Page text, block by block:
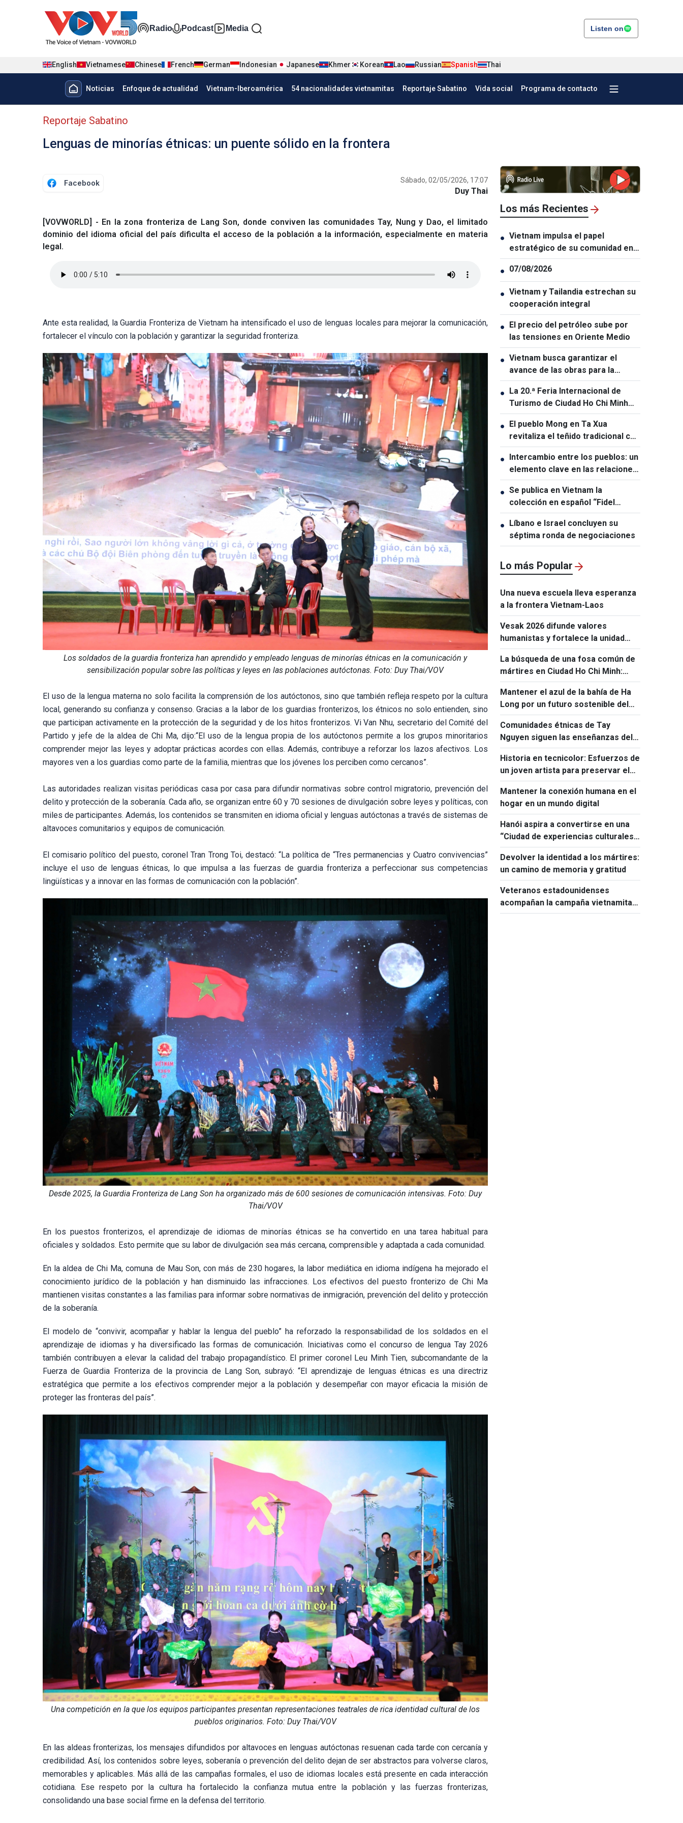
Đa phương tiện tiếng Tây ban nha
Radio Podcast Media Listen on
English Vietnamese Chinese French German Indonesian Japanese Khmer Korean Lao Russian Spanish Thai
Menu trang chủ tiếng Tây Ban Nha
Noticias Enfoque de actualidad Vietnam-Iberoamérica 54 nacionalidades vietnamitas Reportaje Sabatino Vida social Programa de contacto
Menu phụ tiếng Tây ban nha
Reportaje Sabatino
Lenguas de minorías étnicas: un puente sólido en la frontera
Facebook Sábado, 02/05/2026, 17:07
Duy Thai
[VOVWORLD] - En la zona fronteriza de Lang Son, donde conviven las comunidades Tay, Nung y Dao, el limitado
dominio del idioma oficial del país dificulta el acceso de la población a la información, especialmente en materia
legal.
Ante esta realidad, la Guardia Fronteriza de Vietnam ha intensificado el uso de lenguas locales para mejorar la comunicación,
fortalecer el vínculo con la población y garantizar la seguridad fronteriza.
Los soldados de la guardia fronteriza han aprendido y empleado lenguas de minorías étnicas en la comunicación y
sensibilización popular sobre las políticas y leyes en las poblaciones autóctonas. Foto: Duy Thai/VOV
El uso de la lengua materna no solo facilita la comprensión de los autóctonos, sino que también refleja respeto por la cultura
local, generando su confianza y consenso. Gracias a la labor de los guardias fronterizos, los étnicos no solo entienden, sino
que participan activamente en la protección de la seguridad y de los hitos fronterizos. Vi Van Nhu, secretario del Comité del
Partido y jefe de la aldea de Chi Ma, dijo:“El uso de la lengua propia de los autóctonos permite a los grupos minoritarios
comprender mejor las leyes y adoptar prácticas acordes con ellas. Además, contribuye a reforzar los lazos afectivos. Los
mayores ven a los guardias como parte de la familia, mientras que los jóvenes los perciben como cercanos”.
Las autoridades realizan visitas periódicas casa por casa para difundir normativas sobre control migratorio, prevención del
delito y protección de la soberanía. Cada año, se organizan entre 60 y 70 sesiones de divulgación sobre leyes y políticas, con
miles de participantes. Además, los contenidos se transmiten en idioma oficial y lenguas autóctonas a través de sistemas de
altavoces comunitarios y equipos de comunicación.
El comisario político del puesto, coronel Tran Trong Toi, destacó: “La política de “Tres permanencias y Cuatro convivencias”
incluye el uso de lenguas étnicas, lo que impulsa a las fuerzas de guardia fronteriza a perfeccionar sus competencias
lingüísticas y a innovar en las formas de comunicación con la población”.
Desde 2025, la Guardia Fronteriza de Lang Son ha organizado más de 600 sesiones de comunicación intensivas. Foto: Duy
Thai/VOV
En los puestos fronterizos, el aprendizaje de idiomas de minorías étnicas se ha convertido en una tarea habitual para
oficiales y soldados. Esto permite que su labor de divulgación sea más cercana, comprensible y adaptada a cada comunidad.
En la aldea de Chi Ma, comuna de Mau Son, con más de 230 hogares, la labor mediática en idioma indígena ha mejorado el
conocimiento jurídico de la población y han disminuido las infracciones. Los efectivos del puesto fronterizo de Chi Ma
mantienen visitas constantes a las familias para informar sobre normativas de inmigración, prevención del delito y protección
de la soberanía.
El modelo de “convivir, acompañar y hablar la lengua del pueblo” ha reforzado la responsabilidad de los soldados en el
aprendizaje de idiomas y ha diversificado las formas de comunicación. Iniciativas como el concurso de lengua Tay 2026
también contribuyen a elevar la calidad del trabajo propagandístico. El primer coronel Leu Minh Tien, subcomandante de la
Fuerza de Guardia Fronteriza de la provincia de Lang Son, subrayó: “El aprendizaje de lenguas étnicas es una directriz
estratégica que permite a los efectivos comprender mejor a la población y desempeñar con mayor eficacia la misión de
proteger las fronteras del país”.
Una competición en la que los equipos participantes presentan representaciones teatrales de rica identidad cultural de los
pueblos originarios. Foto: Duy Thai/VOV
En las aldeas fronterizas, los mensajes difundidos por altavoces en lenguas autóctonas resuenan cada tarde con cercanía y
credibilidad. Así, los contenidos sobre leyes, soberanía o prevención del delito dejan de ser abstractos para volverse claros,
memorables y aplicables. Más allá de las campañas formales, el uso de idiomas locales está presente en cada interacción
cotidiana. Ese respeto por la cultura ha fortalecido la confianza mutua entre la población y las fuerzas fronterizas,
consolidando una base social firme en la defensa del territorio.
Los más Recientes
● Vietnam impulsa el papel
estratégico de su comunidad en
el exterior
● 07/08/2026
● Vietnam y Tailandia estrechan su
cooperación integral
● El precio del petróleo sube por
las tensiones en Oriente Medio
● Vietnam busca garantizar el
avance de las obras para la
Cumbre APEC 2027
● La 20.ª Feria Internacional de
Turismo de Ciudad Ho Chi Minh
será la mayor de su historia
● El pueblo Mong en Ta Xua
revitaliza el teñido tradicional con
índigo
● Intercambio entre los pueblos: un
elemento clave en las relaciones
entre Vietnam y Australia
● Se publica en Vietnam la
colección en español “Fidel
Castro Ruz – Obras Escogidas”
● Líbano e Israel concluyen su
séptima ronda de negociaciones
Lo más Popular
Una nueva escuela lleva esperanza
a la frontera Vietnam-Laos
Vesak 2026 difunde valores
humanistas y fortalece la unidad
comunitaria
La búsqueda de una fosa común de
mártires en Ciudad Ho Chi Minh:
ocho años tras las huellas de la
historia
Mantener el azul de la bahía de Ha
Long por un futuro sostenible del
patrimonio
Comunidades étnicas de Tay
Nguyen siguen las enseñanzas del
Presidente Ho Chi Minh sobre la
gran unidad nacional
Historia en tecnicolor: Esfuerzos de
un joven artista para preservar el
legado de Vietnam
Mantener la conexión humana en el
hogar en un mundo digital
Hanói aspira a convertirse en una
“Ciudad de experiencias culturales
nocturnas”
Devolver la identidad a los mártires:
un camino de memoria y gratitud
Veteranos estadounidenses
acompañan la campaña vietnamita
de recuperación de restos de